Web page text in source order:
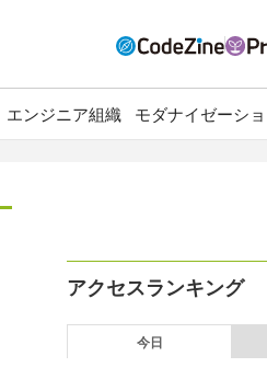
エンジニア組織 モダナイゼーシ
アクセスランキング
今日